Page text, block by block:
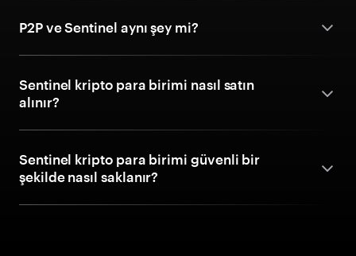
P2P ve Sentinel aynı şey mi?
Sentinel kripto para birimi nasıl satın
alınır?
Sentinel kripto para birimi güvenli bir
şekilde nasıl saklanır?